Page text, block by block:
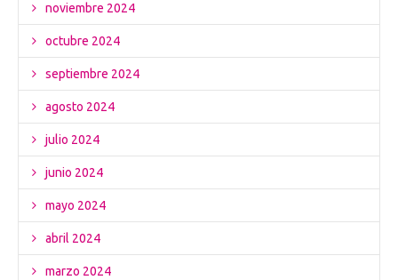
noviembre 2024
octubre 2024
septiembre 2024
agosto 2024
julio 2024
junio 2024
mayo 2024
abril 2024
marzo 2024